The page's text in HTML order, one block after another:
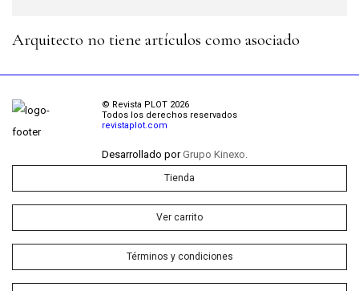
Arquitecto no tiene artículos como asociado
© Revista PLOT 2026
Todos los derechos reservados
revistaplot.com
Desarrollado porGrupo Kinexo.
Tienda
Ver carrito
Términos y condiciones